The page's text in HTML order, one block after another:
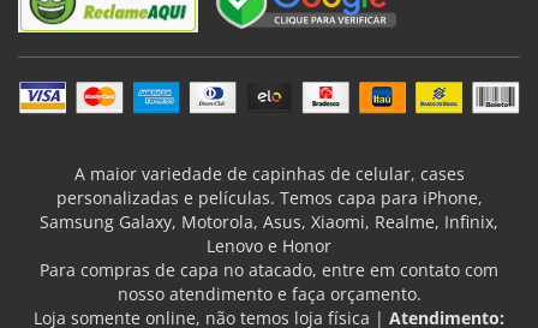
A maior variedade de capinhas de celular, cases
personalizadas e películas. Temos capa para iPhone,
Samsung Galaxy, Motorola, Asus, Xiaomi, Realme, Infinix,
Lenovo e Honor
Para compras de capa no atacado, entre em contato com
nosso atendimento e faça orçamento.
Loja somente online, não temos loja física | Atendimento: